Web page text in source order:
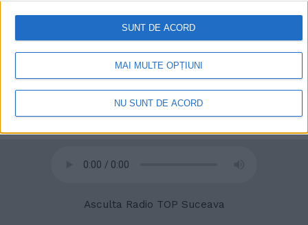
retrageți consimțământul în orice moment, revenind la acest site
și făcând clic pe butonul "Confidențialitate" din partea de jos a
paginii web.
MAI MULTE OPȚIUNI
NU SUNT DE ACORD
SUNT DE ACORD
Asculta Radio TOP Suceava